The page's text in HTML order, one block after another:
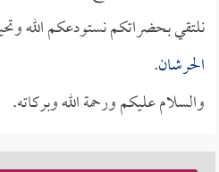
نلتقي بحضراتكم نستودعكم الله
الحرشان.
والسلام عليكم ورحمة الله وبركاته.